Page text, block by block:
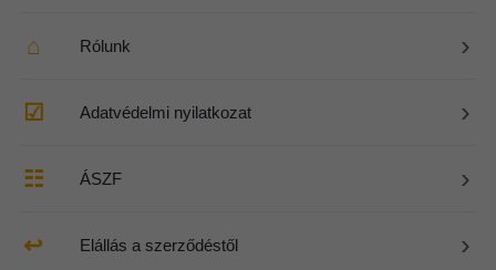
⌂ Rólunk ›
☑ Adatvédelmi nyilatkozat ›
☷ ÁSZF ›
↩ Elállás a szerződéstől ›